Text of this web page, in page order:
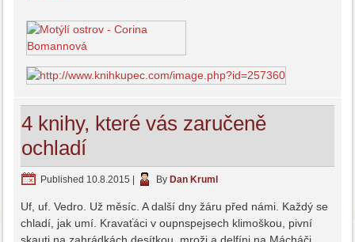
4 knihy, které vás zaručeně
ochladí
Published 10.8.2015 By Dan Kruml
Uf, uf. Vedro. Už měsíc. A další dny žáru před námi. Každý se
chladí, jak umí. Kravaťáci v oupnspejsech klimoškou, pivní